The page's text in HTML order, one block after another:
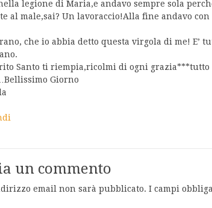
legione di Maria,e andavo sempre sola
al male,sai? Un lavoraccio!Alla fine andavo
che io abbia detto questa virgola di me! E’
Santo ti riempia,ricolmi di ogni
Giorno
un commento
email non sarà pubblicato. I campi